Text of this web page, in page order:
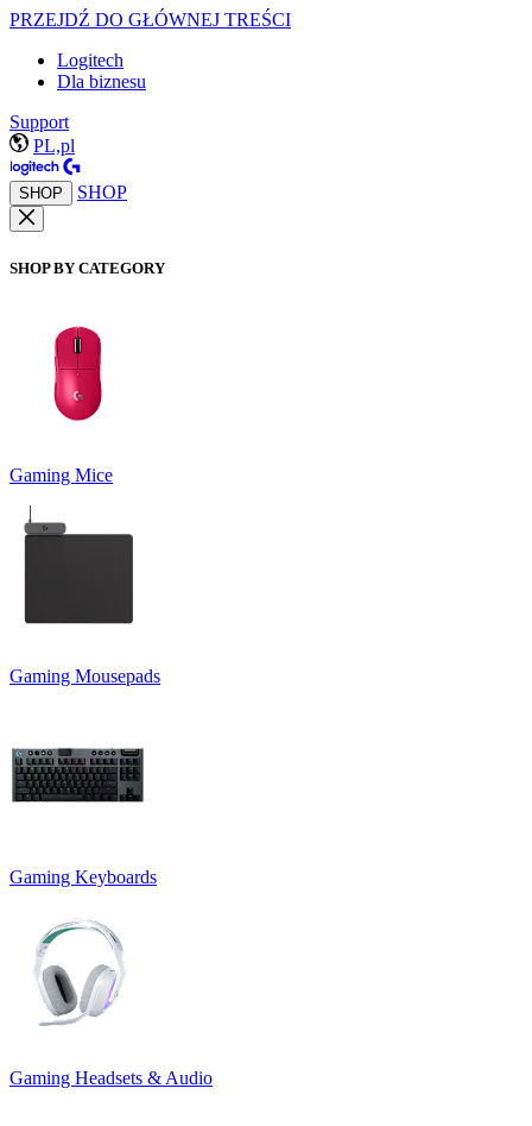
PRZEJDŹ DO GŁÓWNEJ TREŚCI
Logitech
Dla biznesu
Support
PL,pl
SHOP SHOP
SHOP BY CATEGORY
Gaming Mice
Gaming Mousepads
Gaming Keyboards
Gaming Headsets & Audio